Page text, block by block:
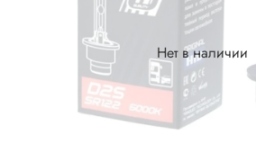
Нет в наличии